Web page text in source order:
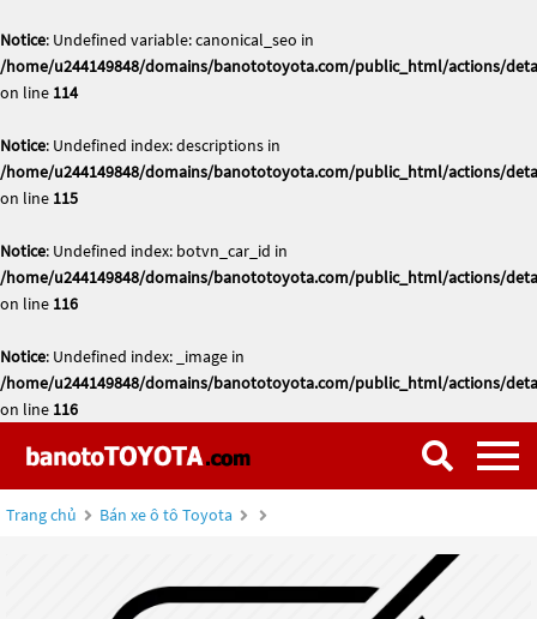
Notice: Undefined variable: canonical_seo in
/home/u244149848/domains/banototoyota.com/public_html/actions/
on line 114
Notice: Undefined index: descriptions in
/home/u244149848/domains/banototoyota.com/public_html/actions/
on line 115
Notice: Undefined index: botvn_car_id in
/home/u244149848/domains/banototoyota.com/public_html/actions/
on line 116
Notice: Undefined index: _image in
/home/u244149848/domains/banototoyota.com/public_html/actions/
on line 116
Trang chủ Bán xe ô tô Toyota